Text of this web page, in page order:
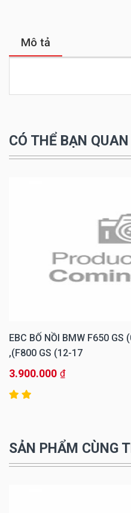
Mô tả
CÓ THỂ BẠN
EBC BỐ NỒI BMW F650
F800 GS (12-17),
3.900.000 ₫
SẢN PHẨM CÙNG